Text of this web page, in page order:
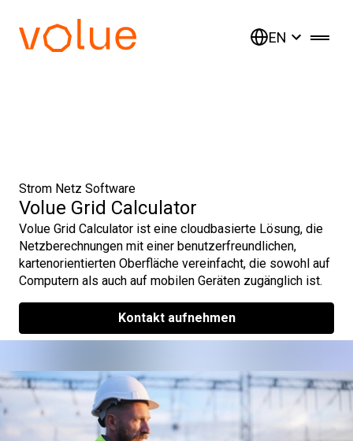
EN
Strom Netz Software
Volue Grid Calculator
Volue Grid Calculator ist eine cloudbasierte Lösung, die
Netzberechnungen mit einer benutzerfreundlichen,
kartenorientierten Oberfläche vereinfacht, die sowohl auf
Computern als auch auf mobilen Geräten zugänglich ist.
Kontakt aufnehmen